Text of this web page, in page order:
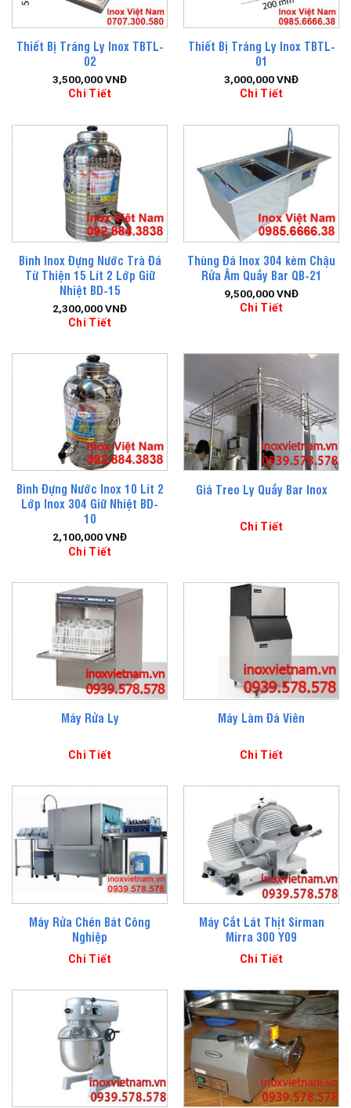
Thiết Bị Tráng Ly Inox TBTL-
02
3,500,000VNĐ
Chi Tiết
Thiết Bị Tráng Ly Inox TBTL-
01
3,000,000VNĐ
Chi Tiết
Bình Inox Đựng Nước Trà Đá
Từ Thiện 15 Lít 2 Lớp Giữ
Nhiệt BD-15
2,300,000VNĐ
Chi Tiết
Thùng Đá Inox 304 kèm Chậu
Rửa Âm Quầy Bar QB-21
9,500,000VNĐ
Chi Tiết
Bình Đựng Nước Inox 10 Lít 2
Lớp Inox 304 Giữ Nhiệt BD-
10
2,100,000VNĐ
Chi Tiết
Giá Treo Ly Quầy Bar Inox
Chi Tiết
Máy Rửa Ly
Chi Tiết
Máy Làm Đá Viên
Chi Tiết
Máy Rửa Chén Bát Công
Nghiệp
Chi Tiết
Máy Cắt Lát Thịt Sirman
Mirra 300 Y09
Chi Tiết